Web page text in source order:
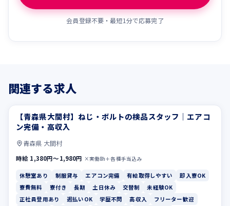
会員登録不要・最短1分で応募完了
関連する求人
休憩室あり 制服貸与
【青森県大間村】ねじ・ボルトの検品スタッフ｜エアコ
ン完備・高収入
青森県 大間村
時給 1,380円〜1,980円 ×実働8h＋各種手当込み
休憩室あり 制服貸与 エアコン完備 有給取得しやすい
即入寮OK
寮費無料
寮付き 長期 土日休み 交替制
未経験OK
正社員登用あり
週払いOK 学歴不問 高収入
フリーター歓迎